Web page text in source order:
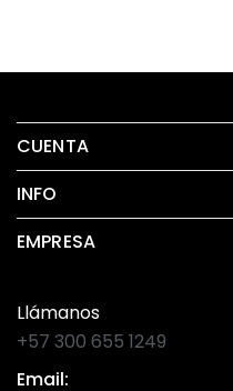
CUENTA
INFO
EMPRESA
Llámanos
+57 300 655 1249
Email: